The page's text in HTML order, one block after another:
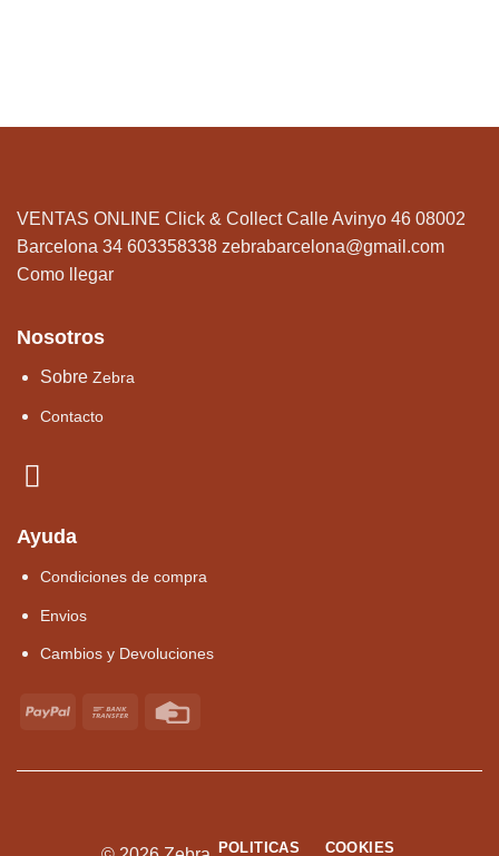
VENTAS ONLINE Click & Collect Calle Avinyo 46 08002
Barcelona 34 603358338 zebrabarcelona@gmail.com
Como llegar
Nosotros
Sobre Zebra
Contacto
Ayuda
Condiciones de compra
Envios
Cambios y Devoluciones
POLITICAS COOKIES